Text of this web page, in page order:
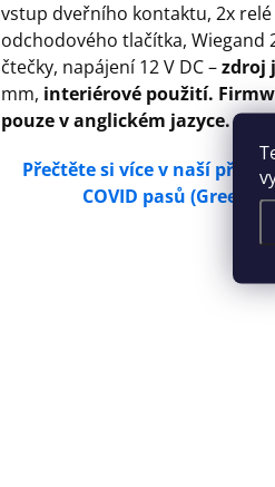
vstup dveřního kontaktu, 2x
odchodového tlačítka,
čtečky, napájení 12 V DC –zdroj
mm, interiérové použití.
pouze v anglickém jazyce.
Přečtěte si více v naší
COVID pasů (Green